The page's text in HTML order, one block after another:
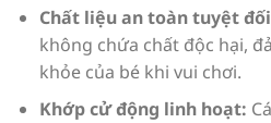
Chất liệu an toàn tuyệt
không chứa chất độc hại,
khỏe của bé khi vui chơi.
Khớp cử động linh hoạt: